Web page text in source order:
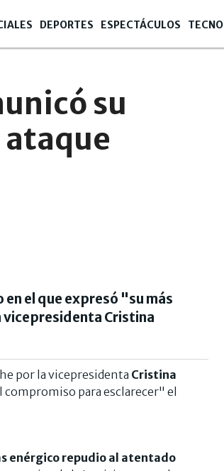
DEPORTES ESPECTÁCULOS TECNO
su
en el que expresó "su más
Cristina
por la vicepresidenta Cristina
compromiso para esclarecer" el
enérgico repudio al atentado